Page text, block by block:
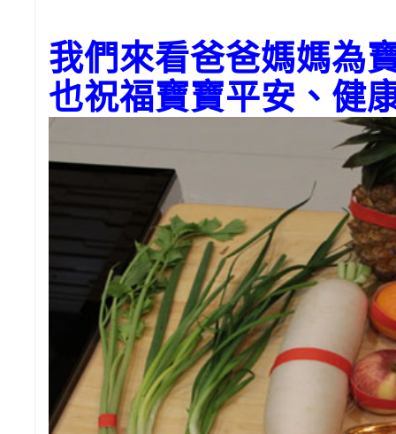
我們來看爸爸媽媽為
也祝福寶寶平安、健